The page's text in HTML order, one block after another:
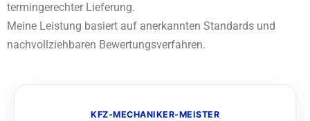
Experte werden
termingerechter Lieferung.
Meine Leistung basiert auf anerkannten Standards und
nachvollziehbaren Bewertungsverfahren.
KFZ-MECHANIKER-MEISTER